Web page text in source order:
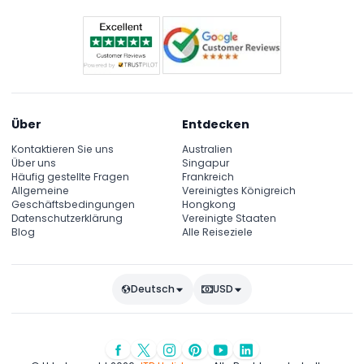
Über
Kontaktieren Sie uns
Über uns
Häufig gestellte Fragen
Allgemeine
Geschäftsbedingungen
Datenschutzerklärung
Blog
Entdecken
Australien
Singapur
Frankreich
Vereinigtes Königreich
Hongkong
Vereinigte Staaten
Alle Reiseziele
Deutsch USD